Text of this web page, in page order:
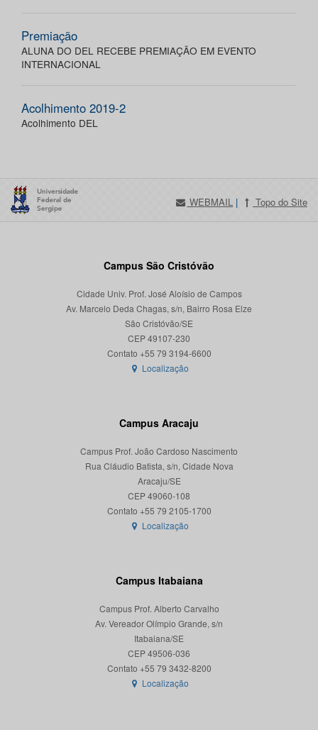
Premiação
ALUNA DO DEL RECEBE PREMIAÇÃO EM EVENTO
INTERNACIONAL
Acolhimento 2019-2
Acolhimento DEL
WEBMAIL | Topo do Site
Campus São Cristóvão
Cidade Univ. Prof. José Aloísio de Campos
Av. Marcelo Deda Chagas, s/n, Bairro Rosa Elze
São Cristóvão/SE
CEP 49107-230
Localização
Campus Aracaju
Campus Prof. João Cardoso Nascimento
Rua Cláudio Batista, s/n, Cidade Nova
Aracaju/SE
CEP 49060-108
Localização
Campus Itabaiana
Campus Prof. Alberto Carvalho
Av. Vereador Olímpio Grande, s/n
Itabaiana/SE
CEP 49506-036
Localização